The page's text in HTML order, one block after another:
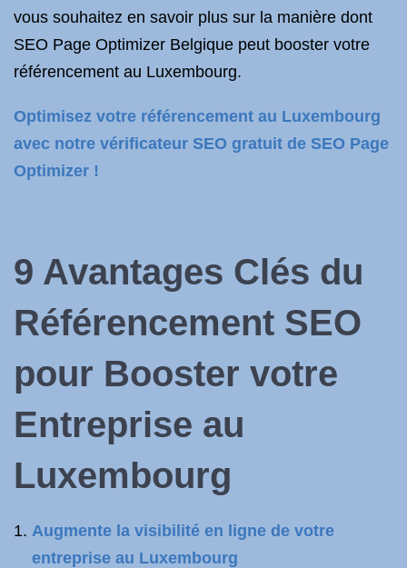
vous souhaitez en savoir plus sur la manière dont
SEO Page Optimizer Belgique peut booster votre
référencement au Luxembourg.
Optimisez votre référencement au Luxembourg
avec notre vérificateur SEO gratuit de SEO Page
Optimizer !
9 Avantages Clés du
Référencement SEO
pour Booster votre
Entreprise au
Luxembourg
Augmente la visibilité en ligne de votre
entreprise au Luxembourg